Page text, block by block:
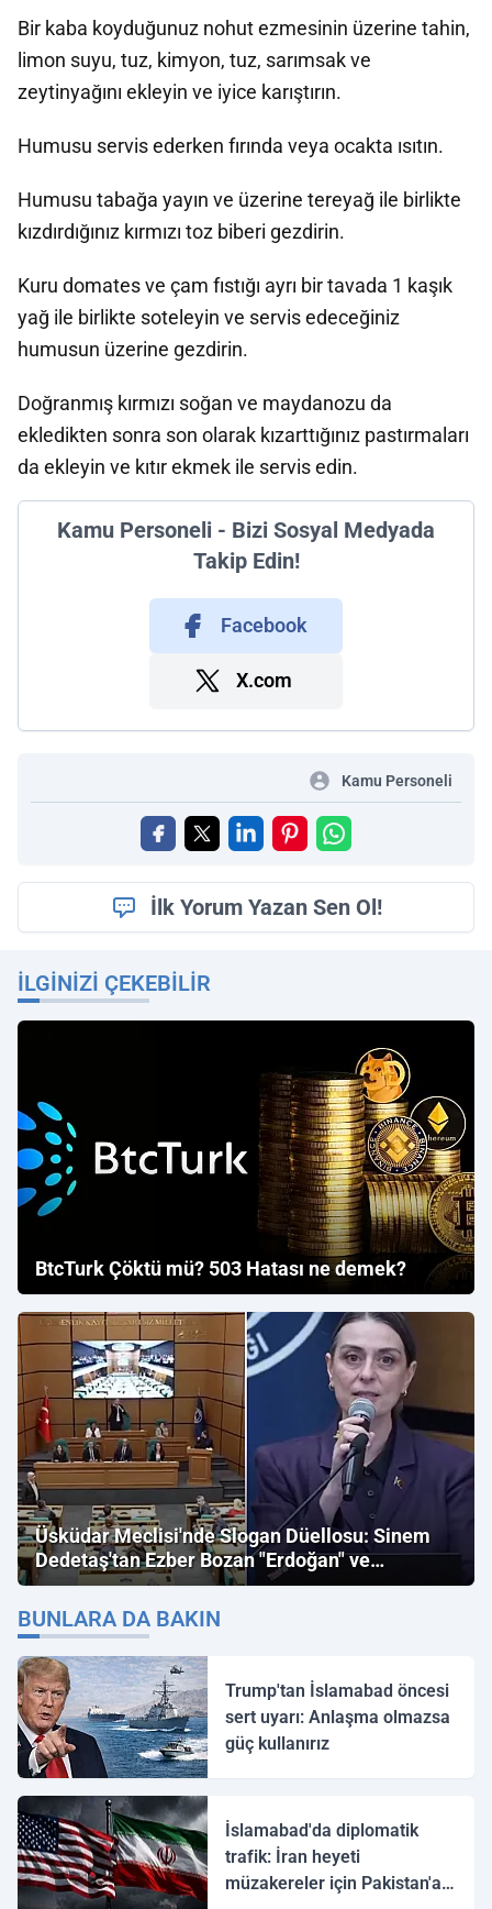
Bir kaba koyduğunuz nohut ezmesinin üzerine tahin,
limon suyu, tuz, kimyon, tuz, sarımsak ve
zeytinyağını ekleyin ve iyice karıştırın.
Humusu servis ederken fırında veya ocakta ısıtın.
Humusu tabağa yayın ve üzerine tereyağ ile birlikte
kızdırdığınız kırmızı toz biberi gezdirin.
Kuru domates ve çam fıstığı ayrı bir tavada 1 kaşık
yağ ile birlikte soteleyin ve servis edeceğiniz
humusun üzerine gezdirin.
Doğranmış kırmızı soğan ve maydanozu da
ekledikten sonra son olarak kızarttığınız pastırmaları
da ekleyin ve kıtır ekmek ile servis edin.
Kamu Personeli - Bizi Sosyal Medyada
Takip Edin!
Facebook
X.com
Kamu Personeli
İlk Yorum Yazan Sen Ol!
İLGINIZI ÇEKEBILIR
BtcTurk Çöktü mü? 503 Hatası ne demek?
Üsküdar Meclisi'nde Slogan Düellosu: Sinem
Dedetaş'tan Ezber Bozan "Erdoğan" ve
"İmamoğlu" Çıkışı!
BUNLARA DA BAKIN
Trump'tan İslamabad öncesi
sert uyarı: Anlaşma olmazsa
güç kullanırız
İslamabad'da diplomatik
trafik: İran heyeti
müzakereler için Pakistan'a